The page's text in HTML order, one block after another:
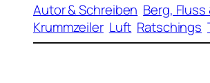
Autor & Schreiben Berg, Fluss
Krummzeiler Luft Ratschings